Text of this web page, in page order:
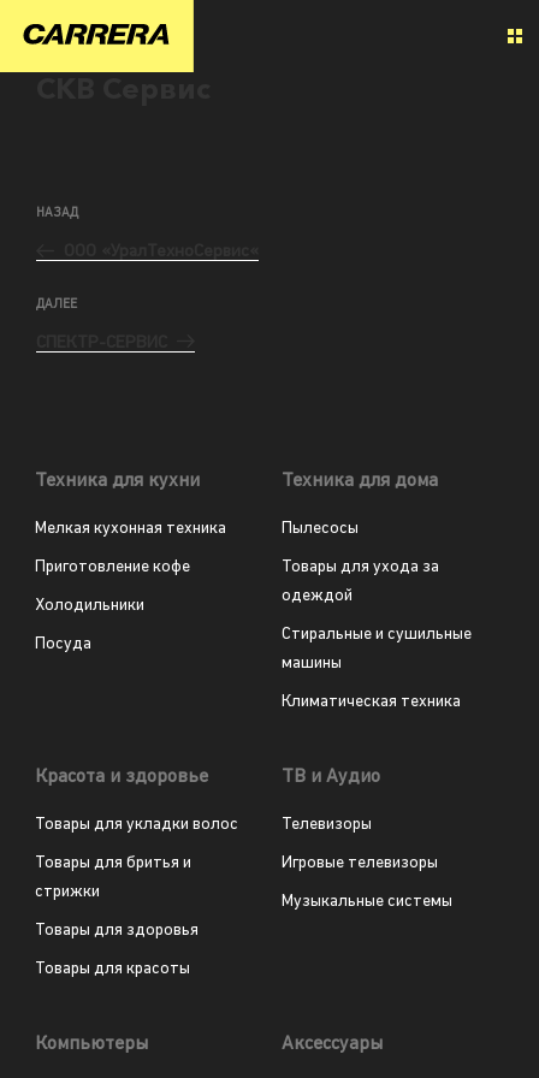
НАЗАД
ДАЛЕЕ
Техника для кухни
Мелкая кухонная техника
Приготовление кофе
Холодильники
Посуда
Техника для дома
Пылесосы
Товары для ухода за
одеждой
Стиральные и сушильные
машины
Климатическая техника
Красота и здоровье
Товары для укладки волос
Товары для бритья и
стрижки
Товары для здоровья
Товары для красоты
ТВ и Аудио
Телевизоры
Игровые телевизоры
Музыкальные системы
Компьютеры Аксессуары